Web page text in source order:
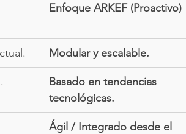
Enfoque ARKEF (Proactivo)
Modular y escalable.
Basado en tendencias
tecnológicas.
Ágil / Integrado desde el